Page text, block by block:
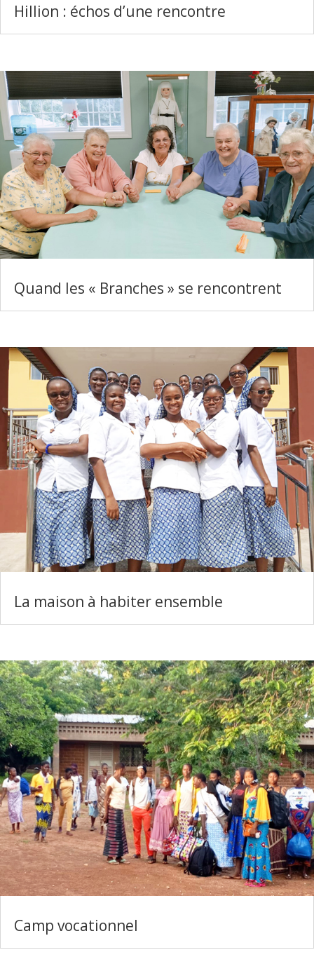
Hillion : échos d’une rencontre
Quand les « Branches » se rencontrent
La maison à habiter ensemble
Camp vocationnel